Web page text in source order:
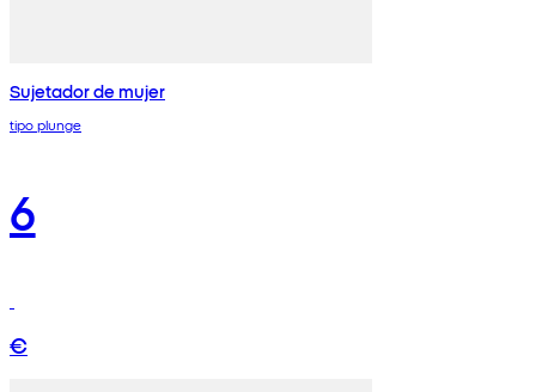
Sujetador de mujer
tipo plunge
6
€